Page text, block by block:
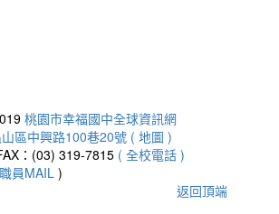
桃園市幸福國中全球資訊網
區中興路100巷20號 ( 地圖 )
：(03) 319-7815 ( 全校電話 )
員MAIL )
返回頂端